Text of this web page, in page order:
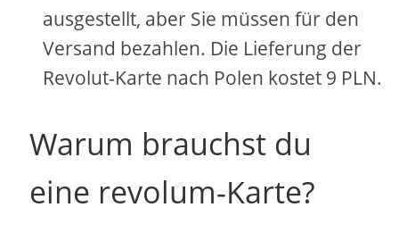
ausgestellt, aber Sie müssen für den
Versand bezahlen. Die Lieferung der
Revolut-Karte nach Polen kostet 9 PLN.
Warum brauchst du
eine revolum-Karte?